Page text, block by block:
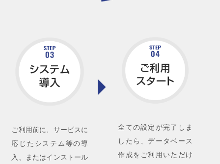
ご利用前に、サービスに
応じたシステム等の導
入、またはインストール
全ての設定が完了しま
したら、データベース
作成をご利用いただけ